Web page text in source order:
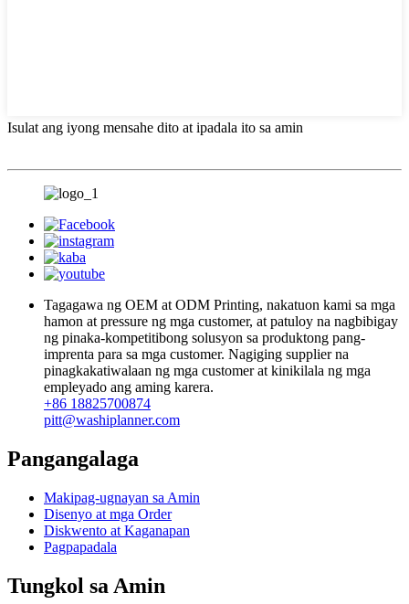
Isulat ang iyong mensahe dito at ipadala ito sa amin
Tagagawa ng OEM at ODM Printing, nakatuon kami sa mga
hamon at pressure ng mga customer, at patuloy na nagbibigay
ng pinaka-kompetitibong solusyon sa produktong pang-
imprenta para sa mga customer. Nagiging supplier na
pinagkakatiwalaan ng mga customer at kinikilala ng mga
empleyado ang aming karera.
+86 18825700874
pitt@washiplanner.com
Pangangalaga
Makipag-ugnayan sa Amin
Disenyo at mga Order
Diskwento at Kaganapan
Pagpapadala
Tungkol sa Amin